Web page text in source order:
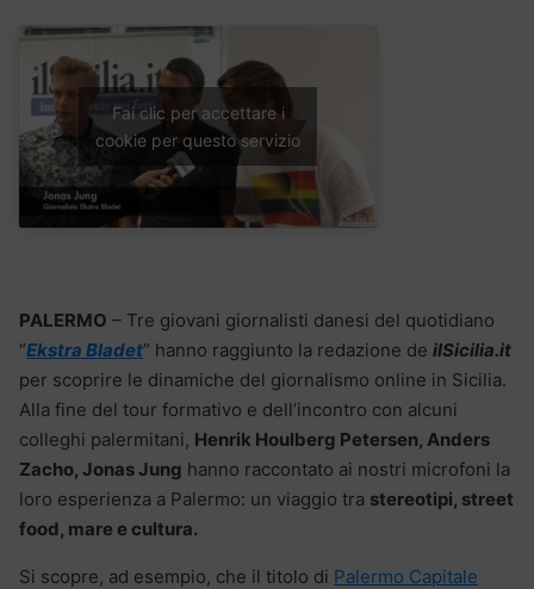
Fai clic per accettare i
cookie per questo servizio
PALERMO – Tre giovani giornalisti danesi del quotidiano
“Ekstra Bladet” hanno raggiunto la redazione de ilSicilia.it
per scoprire le dinamiche del giornalismo online in Sicilia.
Alla fine del tour formativo e dell’incontro con alcuni
colleghi palermitani, Henrik Houlberg Petersen, Anders
Zacho, Jonas Jung hanno raccontato ai nostri microfoni la
loro esperienza a Palermo: un viaggio tra stereotipi, street
food, mare e cultura.
Si scopre, ad esempio, che il titolo di Palermo Capitale